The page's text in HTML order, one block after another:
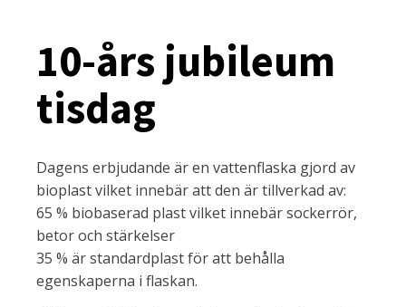
10-års jubileum
tisdag
Dagens erbjudande är en vattenflaska gjord av
bioplast vilket innebär att den är tillverkad av:
65 % biobaserad plast vilket innebär sockerrör,
betor och stärkelser
35 % är standardplast för att behålla
egenskaperna i flaskan.